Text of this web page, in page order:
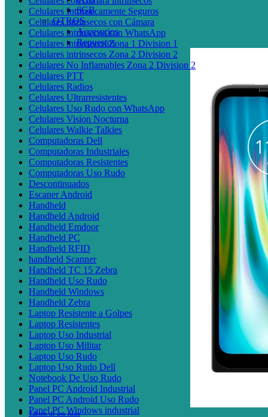
6GB
OTROS
Accesorios
Repuestos
Tablets de uso rudo
Celulares Intrinsecamente Seguros
Celulares intrínsecos con Cámara
Celulares intrínsecos con WhatsApp
Celulares intrinsecos Zona 1 Division 1
Celulares intrinsecos Zona 2 Division 2
Celulares No Inflamables Zona 2 Division 2
Celulares PTT
Celulares Radios
Celulares Ultrarresistentes
Celulares Uso Rudo con WhatsApp
Celulares Vision Nocturna
Celulares Walkie Talkies
Computadoras Dell
Computadoras Industriales
Computadoras Resistentes
Computadoras Uso Rudo
Descontinuados
Escaner Android
Handheld
Handheld Android
Handheld Emdoor
Handheld PC
Handheld RFID
handheld Scanner
Handheld TC 15 Zebra
Handheld Uso Rudo
Handheld Windows
Handheld Zebra
Laptop Resistente a Golpes
Laptop Resistentes
Laptop Uso Industrial
Laptop Uso Militar
Laptop Uso Rudo
Laptop Uso Rudo Dell
Notebook De Uso Rudo
Panel PC Android Industrial
Panel PC Android Uso Rudo
Panel PC Windows industrial